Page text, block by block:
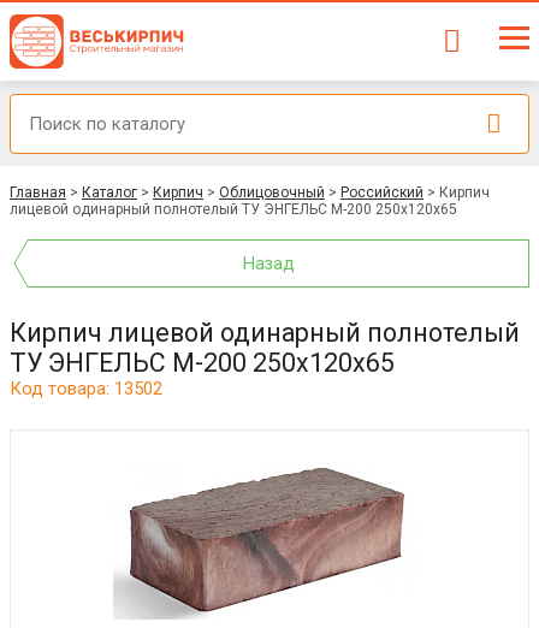
Главная > Каталог > Кирпич > Облицовочный > Российский > Кирпич
лицевой одинарный полнотелый ТУ ЭНГЕЛЬС М-200 250x120x65
Назад
Кирпич лицевой одинарный полнотелый
ТУ ЭНГЕЛЬС М-200 250x120x65
Код товара: 13502